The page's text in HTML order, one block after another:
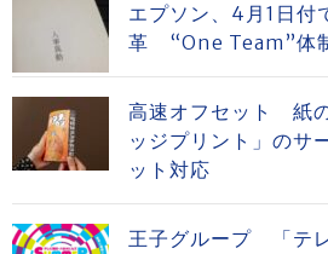
エプソン、4月1日付
革 “One Team”体
高速オフセット 紙
ッジプリント」のサ
ット対応
王子グループ 「テ